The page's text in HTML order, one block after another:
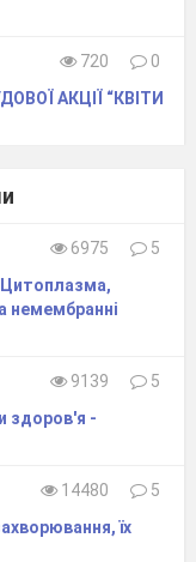
720
0
АКЦІЇ “КВІТИ
6975
5
немембранні
9139
5
здоров'я -
14480
5
їх